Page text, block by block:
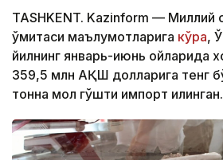
TASHKENT. Kazinform — Миллий
қўмитаси маълумотларига кўра,
йилнинг январь-июнь ойларида
359,5 млн АҚШ долларига тенг
тонна мол гўшти импорт қилинган.